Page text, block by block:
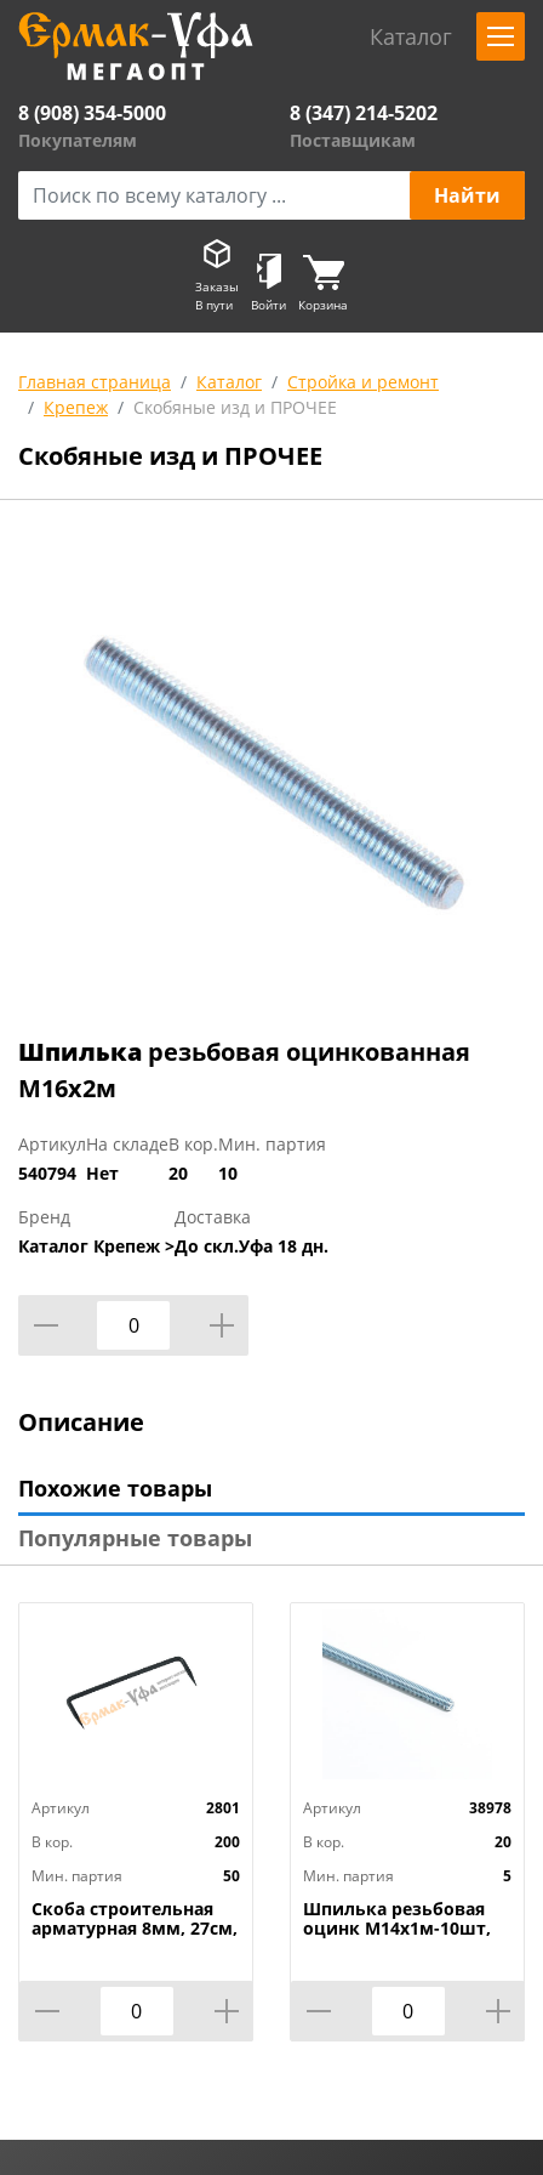
Каталог
8 (908) 354-5000
Покупателям
8 (347) 214-5202
Поставщикам
Заказы
В пути
Войти Корзина
Главная страница Каталог
Стройка и ремонт
Крепеж
Скобяные изд и ПРОЧЕЕ
Скобяные изд и ПРОЧЕЕ
Шпилька резьбовая оцинкованная
М16х2м
Артикул
540794
На складе
Нет
В кор.
20
Мин. партия
10
Бренд
Каталог Крепеж >
Доставка
До скл.Уфа 18 дн.
Описание
Похожие товары
Популярные товары
Артикул
2801
В кор.
200
Мин. партия
50
Скоба строительная
арматурная 8мм, 27см,
Артикул
38978
В кор.
20
Мин. партия
5
Шпилька резьбовая
оцинк М14х1м-10шт,